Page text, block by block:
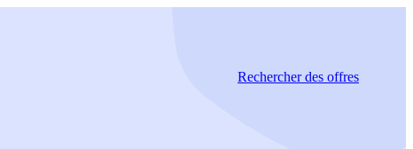
Rechercherdes offres